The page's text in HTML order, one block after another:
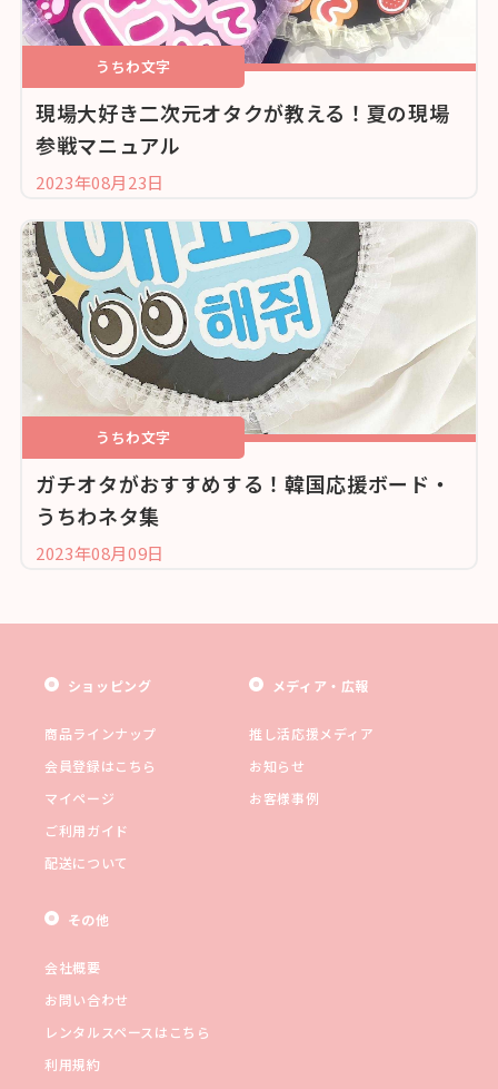
うちわ文字
現場大好き二次元オタクが教える！夏の現場
参戦マニュアル
2023年08月23日
うちわ文字
ガチオタがおすすめする！韓国応援ボード・
うちわネタ集
2023年08月09日
ショッピング
商品ラインナップ
会員登録はこちら
マイページ
ご利用ガイド
配送について
メディア・広報
推し活応援メディア
お知らせ
お客様事例
その他
会社概要
お問い合わせ
レンタルスペースはこちら
利用規約